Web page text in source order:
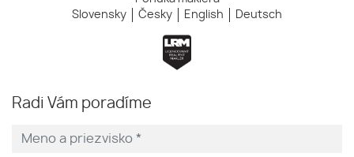
Slovensky
Česky English Deutsch
Radi Vám poradíme